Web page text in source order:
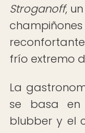
Stroganoff,
frío extremo
La
se basa
blubber y el